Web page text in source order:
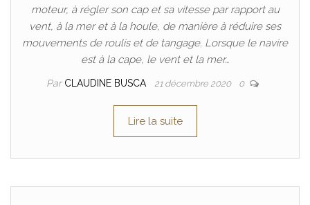
moteur, à régler son cap et sa vitesse par rapport au
vent, à la mer et à la houle, de manière à réduire ses
mouvements de roulis et de tangage. Lorsque le navire
est à la cape, le vent et la mer…
Par CLAUDINE BUSCA 21 décembre 2020 0
Lire la suite